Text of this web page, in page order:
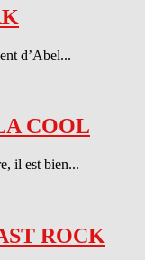
d’Abel...
COOL
il est bien...
ROCK